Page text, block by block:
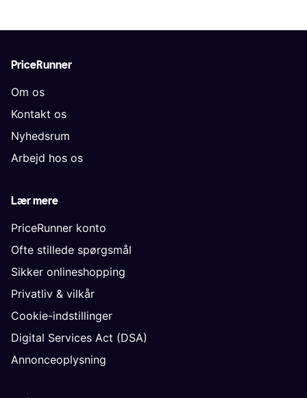
PriceRunner
Om os
Kontakt os
Nyhedsrum
Arbejd hos os
Lær mere
PriceRunner konto
Ofte stillede spørgsmål
Sikker onlineshopping
Privatliv & vilkår
Cookie-indstillinger
Digital Services Act (DSA)
Annonceoplysning